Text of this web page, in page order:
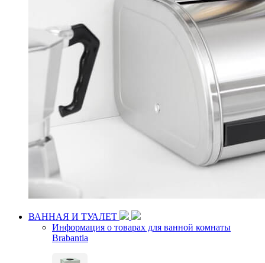
ВАННАЯ И ТУАЛЕТ
Информация о товарах для ванной комнаты
Brabantia